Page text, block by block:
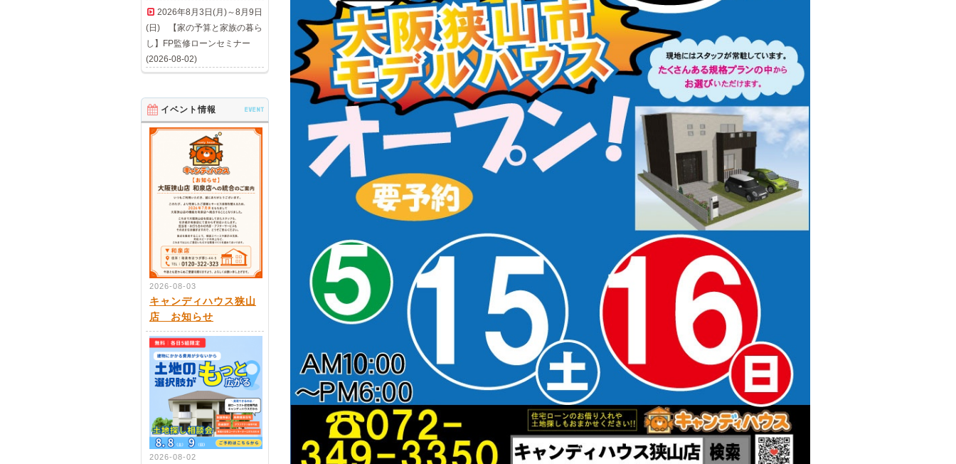
2026年8月3日(月)～8月9日
(日) 【家の予算と家族の暮ら
し】FP監修ローンセミナー
(2026-08-02)
イベント情報 EVENT
2026-08-03
キャンディハウス狭山
店 お知らせ
2026-08-02